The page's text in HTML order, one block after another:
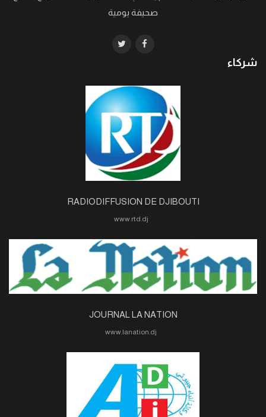
صحيفة يومية
شركاء
RADIODIFFUSION DE DJIBOUTI
JOURNAL LA NATION